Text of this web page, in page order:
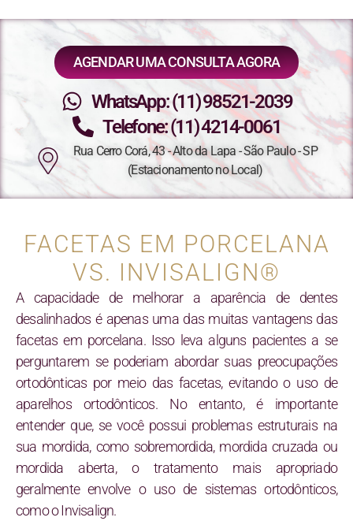
AGENDAR UMA CONSULTA AGORA
WhatsApp: (11) 98521-2039
Telefone: (11) 4214-0061
Rua Cerro Corá, 43 - Alto da Lapa - São Paulo - SP
(Estacionamento no Local)
FACETAS EM PORCELANA
VS. INVISALIGN®
A capacidade de melhorar a aparência de dentes
desalinhados é apenas uma das muitas vantagens das
facetas em porcelana. Isso leva alguns pacientes a se
perguntarem se poderiam abordar suas preocupações
ortodônticas por meio das facetas, evitando o uso de
aparelhos ortodônticos. No entanto, é importante
entender que, se você possui problemas estruturais na
sua mordida, como sobremordida, mordida cruzada ou
mordida aberta, o tratamento mais apropriado
geralmente envolve o uso de sistemas ortodônticos,
como o Invisalign.